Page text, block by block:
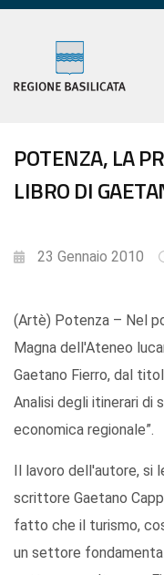
POTENZA, LA
LIBRO DI
23 Gennaio 2010
(Artè) Potenza – Nel
Magna dell'Ateneo
Gaetano Fierro, dal
Analisi degli itinerari di
economica regionale”.
Il lavoro dell'autore, si
scrittore Gaetano
fatto che il turismo,
un settore